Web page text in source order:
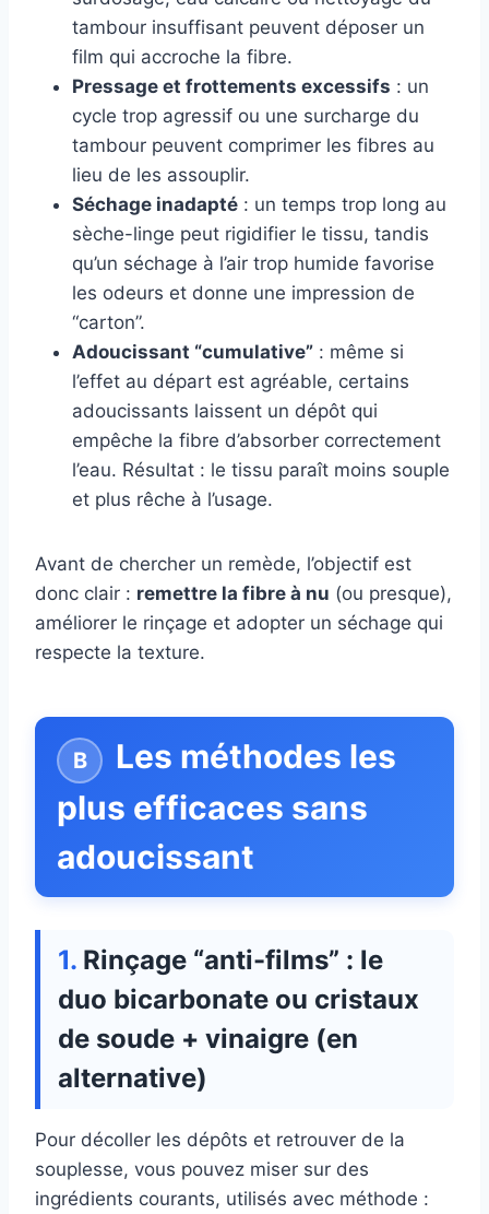
tambour insuffisant peuvent déposer un
film qui accroche la fibre.
Pressage et frottements excessifs : un
cycle trop agressif ou une surcharge du
tambour peuvent comprimer les fibres au
lieu de les assouplir.
Séchage inadapté : un temps trop long au
sèche-linge peut rigidifier le tissu, tandis
qu’un séchage à l’air trop humide favorise
les odeurs et donne une impression de
“carton”.
Adoucissant “cumulative” : même si
l’effet au départ est agréable, certains
adoucissants laissent un dépôt qui
empêche la fibre d’absorber correctement
l’eau. Résultat : le tissu paraît moins souple
et plus rêche à l’usage.
Avant de chercher un remède, l’objectif est
donc clair : remettre la fibre à nu (ou presque),
améliorer le rinçage et adopter un séchage qui
respecte la texture.
Les méthodes les
plus efficaces sans
adoucissant
Rinçage “anti-films” : le
duo bicarbonate ou cristaux
de soude + vinaigre (en
alternative)
Pour décoller les dépôts et retrouver de la
souplesse, vous pouvez miser sur des
ingrédients courants, utilisés avec méthode :